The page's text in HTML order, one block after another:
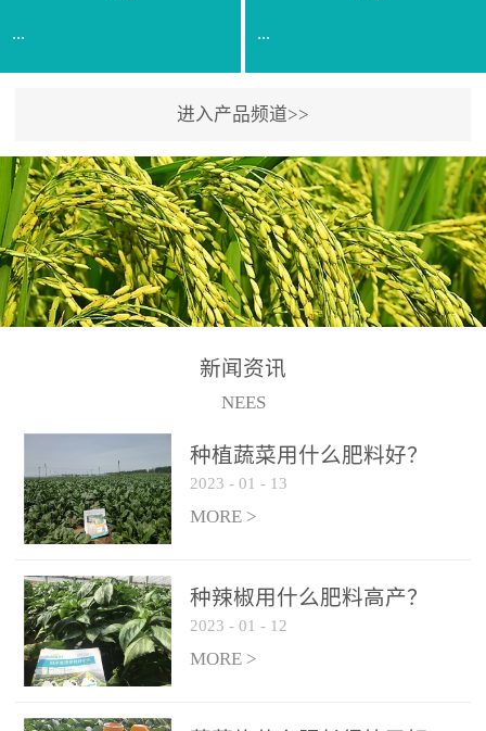
释均匀喷施苗床;移栽前一
天，用同样方法再喷施一
次。移栽前使用，储存在
苗株体内，移栽后，逐步
释放并快速补充营养。3、
作为补氮肥使用：30-100
倍喷施，在开花前期、幼
果期及采摘后各施一次，
间隔2-3周喷施一次。4、
作为叶面肥喷施使用：稀
周喷施一次。5、冲施及滴
灌：亩用量2-3公斤，冲施
进水75%后再进肥效果更
佳。
与复合肥、水溶肥或细土
混均后沟施、穴施、撒施
均可。3、沟施穴施:幼树
环状沟施，每棵用150-
200g，成年树放射状沟
施，每棵用0.5kg-1kg，可
拌肥施，也可拌土施。4、
拌苗床土：每平方米苗床
土用本品1kg-2kg与苗床土
混匀后播种。5、园林盆
土用本品30g-50g追肥或作
底肥。
...
【通用名称】有机水溶肥
料【产品剂型】水剂【产
品规格】5kg、20kg【技术
指标】有机质≥200g/L、
N+K2O70g/L、PH:6.5-
8.5、水不溶物≤50g/L【执
行标准】NY/T3831-
(2019)准字15306号【使用
灌及无土栽培和营养液的
配方施肥。1、苗期冲施、
滴灌:3-5kg/亩/次(45-75kg/
公顷/次)。2、花前花后或
生长前期︰冲施、滴灌2.5-
5kg/亩/次配合大量元素水
溶肥一起使用，花芽、花
苞饱满，座果率高。3、幼
...
【通用名称】有机水溶肥
料【产品剂型】水剂【产
品规格】5kg、20kg【技术
指标】有机质≥200g/L、
N+K2O70g/L、PH:6.5-
8.5、水不溶物≤50g/L【执
行标准】NY/T3831-
(2019)准字15306号【使用
方法】适合于基施、追
灌及无土栽培和营养液的
配方施肥。1、苗期冲施、
5kg/亩/次配合大量元素水
进入产品频道>>
新闻资讯
NEES
种植蔬菜用什么肥料好？
2023 - 01 - 13
MORE >
种辣椒用什么肥料高产？
2023 - 01 - 12
MORE >